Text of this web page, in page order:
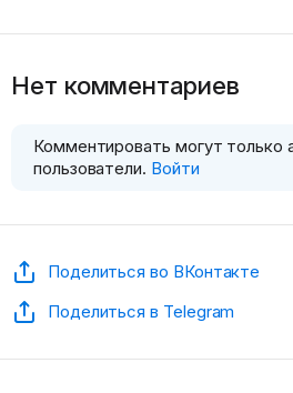
Нет комментариев
Комментировать могут только
пользователи. Войти
Поделиться во ВКонтакте
Поделиться в Telegram